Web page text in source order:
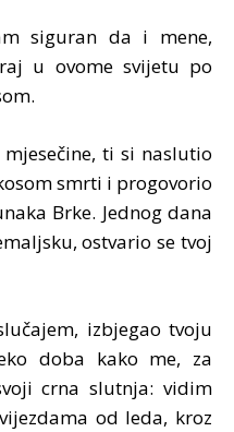
siguran da i mene,
u ovome svijetu po
ti si naslutio
smrti i progovorio
Brke. Jednog dana
ostvario se tvoj
izbjegao tvoju
doba kako me, za
crna slutnja: vidim
od leda, kroz